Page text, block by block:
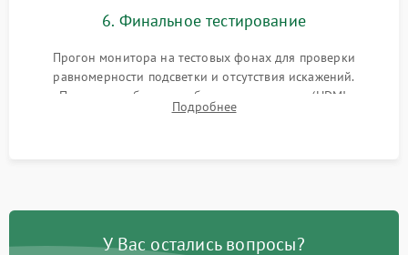
6. Финальное тестирование
Прогон монитора на тестовых фонах для проверки
равномерности подсветки и отсутствия искажений.
Проверка работоспособности всех портов (HDMI,
DisplayPort, VGA) и кнопок управления под нагрузкой в
Подробнее
У Вас остались вопросы?